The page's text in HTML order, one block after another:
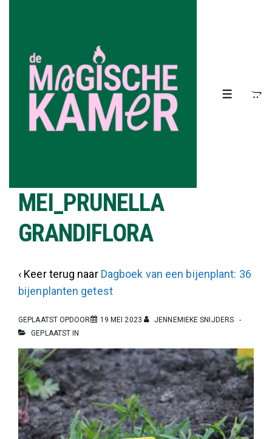
hoofdinhoud
MENU
MEI_PRUNELLA
GRANDIFLORA
‹ Keer terug naar Dagboek van een bijenplant: 36
bijenplanten getest
GEPLAATST OPDOOR 19 MEI 2023
JENNEMIEKE SNIJDERS
GEPLAATST IN